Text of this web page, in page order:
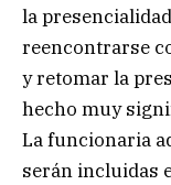
la
reencontrarse
y retomar la
hecho muy
La funcionaria
serán incluidas